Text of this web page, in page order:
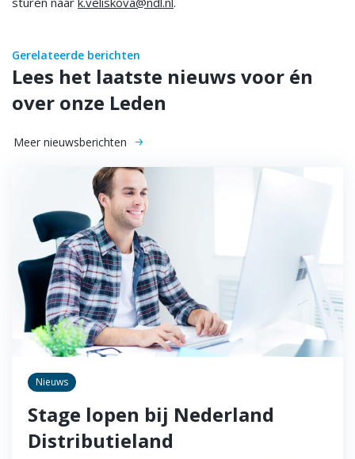
Gerelateerde berichten
Lees het laatste nieuws voor én
over onze Leden
Meer nieuwsberichten
Nieuws
Stage lopen bij Nederland
Distributieland